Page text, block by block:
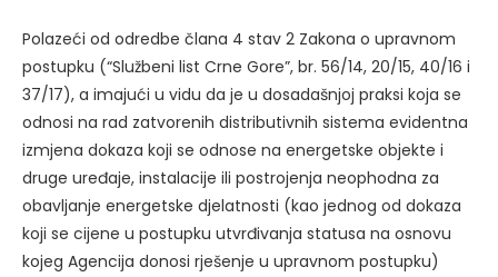
Polazeći od odredbe člana 4 stav 2 Zakona o upravnom
postupku (“Službeni list Crne Gore”, br. 56/​14, 20/​15, 40/​16 i
37/​17), a imajući u vidu da je u dosadašnjoj praksi koja se
odnosi na rad zatvorenih distributivnih sistema evidentna
izmjena dokaza koji se odnose na energetske objekte i
druge uređaje, instalacije ili postrojenja neophodna za
obavljanje energetske djelatnosti (kao jednog od dokaza
koji se cijene u postupku utvrđivanja statusa na osnovu
kojeg Agencija donosi rješenje u upravnom postupku)